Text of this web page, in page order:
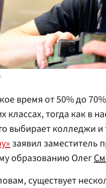
время от 50% до
классах, тогда как в
выбирает колледжи
заявил заместитель
образованию Олег
существует